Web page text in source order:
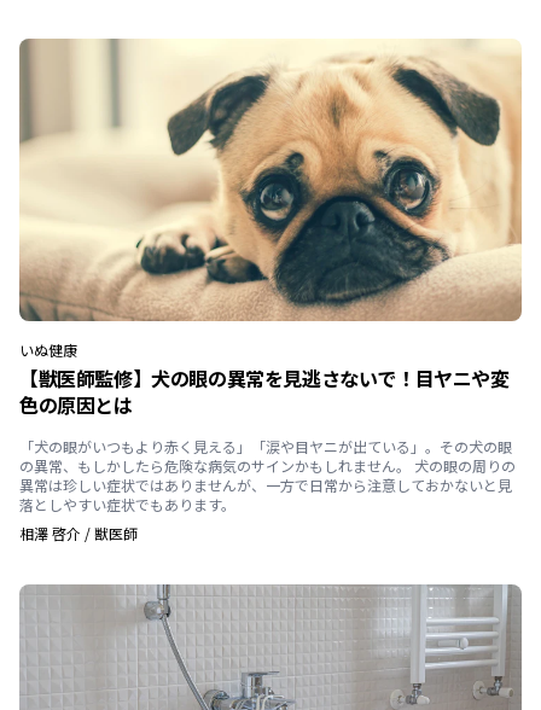
いぬ健康
【獣医師監修】犬の眼の異常を見逃さないで！目ヤニや変
色の原因とは
「犬の眼がいつもより赤く見える」「涙や目ヤニが出ている」。その犬の眼
の異常、もしかしたら危険な病気のサインかもしれません。 犬の眼の周りの
異常は珍しい症状ではありませんが、一方で日常から注意しておかないと見
落としやすい症状でもあります。
相澤 啓介 /獣医師